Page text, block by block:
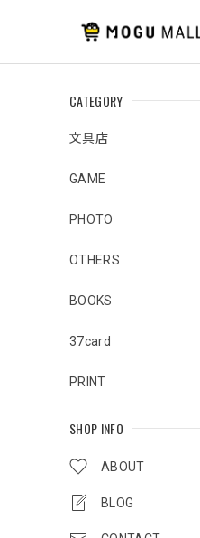
CATEGORY
文具店
GAME
PHOTO
OTHERS
BOOKS
37card
PRINT
SHOP INFO
ABOUT
BLOG